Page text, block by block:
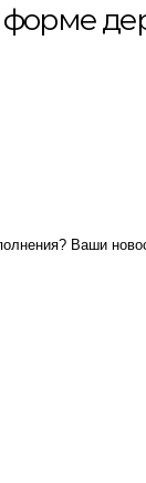
Ваши